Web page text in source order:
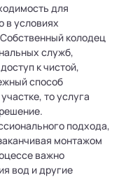
для
в условиях
колодец
служб,
к чистой,
способ
то услуга
подхода,
монтажом
важно
вод и другие